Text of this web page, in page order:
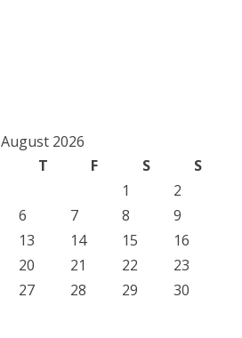
August 2026
T F S
S
1
2
6 7 8
9
13 14 15
16
20 21 22
23
27 28 29
30